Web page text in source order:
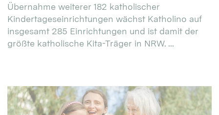
Übernahme weiterer 182 katholischer
Kindertageseinrichtungen wächst Katholino auf
insgesamt 285 Einrichtungen und ist damit der
größte katholische Kita-Träger in NRW. ...